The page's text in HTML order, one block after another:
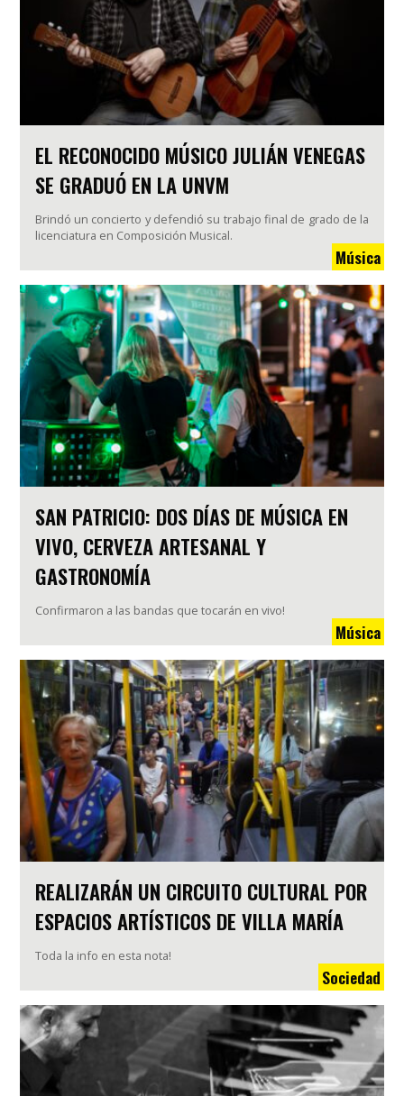
EL RECONOCIDO MÚSICO JULIÁN VENEGAS
SE GRADUÓ EN LA UNVM
Brindó un concierto y defendió su trabajo final de grado de la
licenciatura en Composición Musical.
Música
SAN PATRICIO: DOS DÍAS DE MÚSICA EN
VIVO, CERVEZA ARTESANAL Y
GASTRONOMÍA
Confirmaron a las bandas que tocarán en vivo!
Música
REALIZARÁN UN CIRCUITO CULTURAL POR
ESPACIOS ARTÍSTICOS DE VILLA MARÍA
Toda la info en esta nota!
Sociedad